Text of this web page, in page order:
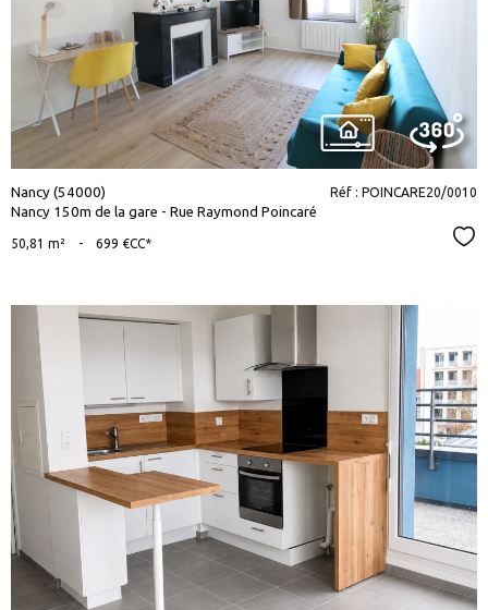
bien
Nancy (54000)
Nancy 150m de la gare - Rue Raymond Poincaré
Réf : POINCARE20/0010
50,81 m² - 699 €CC*
voir le
bien